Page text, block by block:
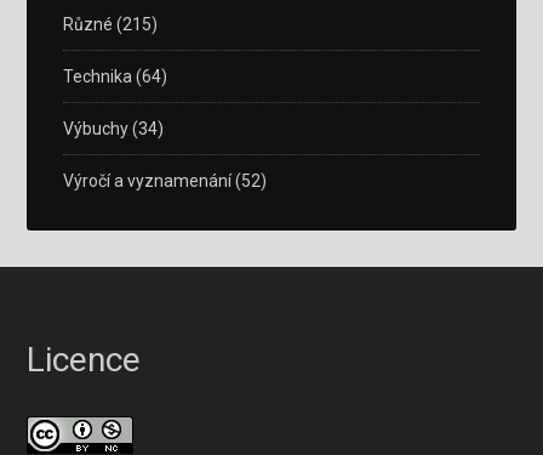
Různé (215)
Technika (64)
Výbuchy(34)
Výročí a vyznamenání(52)
Licence